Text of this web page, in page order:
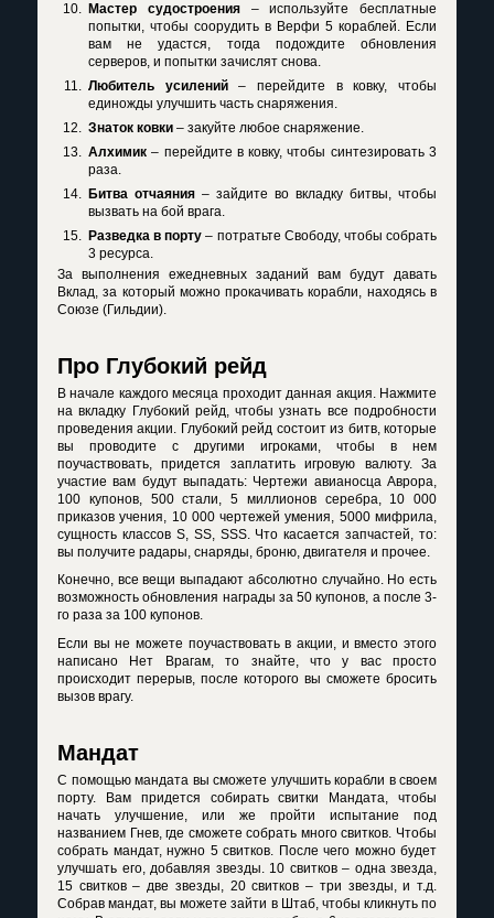
Мастер судостроения– используйте бесплатные
попытки, чтобы соорудить в Верфи 5 кораблей. Если
вам не удастся, тогда подождите обновления
серверов, и попытки зачислят снова.
Любитель усилений– перейдите в ковку, чтобы
единожды улучшить часть снаряжения.
Знаток ковки – закуйте любое снаряжение.
Алхимик – перейдите в ковку, чтобы синтезировать 3
раза.
Битва отчаяния – зайдите во вкладку битвы, чтобы
вызвать на бой врага.
Разведка в порту – потратьте Свободу, чтобы собрать
3 ресурса.
За выполнения ежедневных заданий вам будут давать
Вклад, за который можно прокачивать корабли, находясь в
Союзе (Гильдии).
Про Глубокий рейд
В начале каждого месяца проходит данная акция. Нажмите
на вкладку Глубокий рейд, чтобы узнать все подробности
проведения акции. Глубокий рейд состоит из битв, которые
вы проводите с другими игроками, чтобы в нем
поучаствовать, придется заплатить игровую валюту. За
участие вам будут выпадать: Чертежи авианосца Аврора,
100 купонов, 500 стали, 5 миллионов серебра, 10 000
приказов учения, 10 000 чертежей умения, 5000 мифрила,
сущность классов S, SS, SSS. Что касается запчастей, то:
вы получите радары, снаряды, броню, двигателя и прочее.
Конечно, все вещи выпадают абсолютно случайно. Но есть
возможность обновления награды за 50 купонов, а после 3-
го раза за 100 купонов.
Если вы не можете поучаствовать в акции, и вместо этого
написано Нет Врагам, то знайте, что у вас просто
происходит перерыв, после которого вы сможете бросить
вызов врагу.
Мандат
С помощью мандата вы сможете улучшить корабли в своем
порту. Вам придется собирать свитки Мандата, чтобы
начать улучшение, или же пройти испытание под
названием Гнев, где сможете собрать много свитков. Чтобы
собрать мандат, нужно 5 свитков. После чего можно будет
улучшать его, добавляя звезды. 10 свитков – одна звезда,
15 свитков – две звезды, 20 свитков – три звезды, и т.д.
Собрав мандат, вы можете зайти в Штаб, чтобы кликнуть по